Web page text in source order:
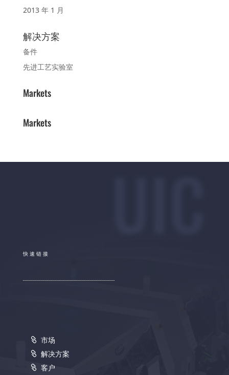
2013 年 1 月
解决方案
备件
先进工艺实验室
Markets
Markets
快速链接
市场
解决方案
客户